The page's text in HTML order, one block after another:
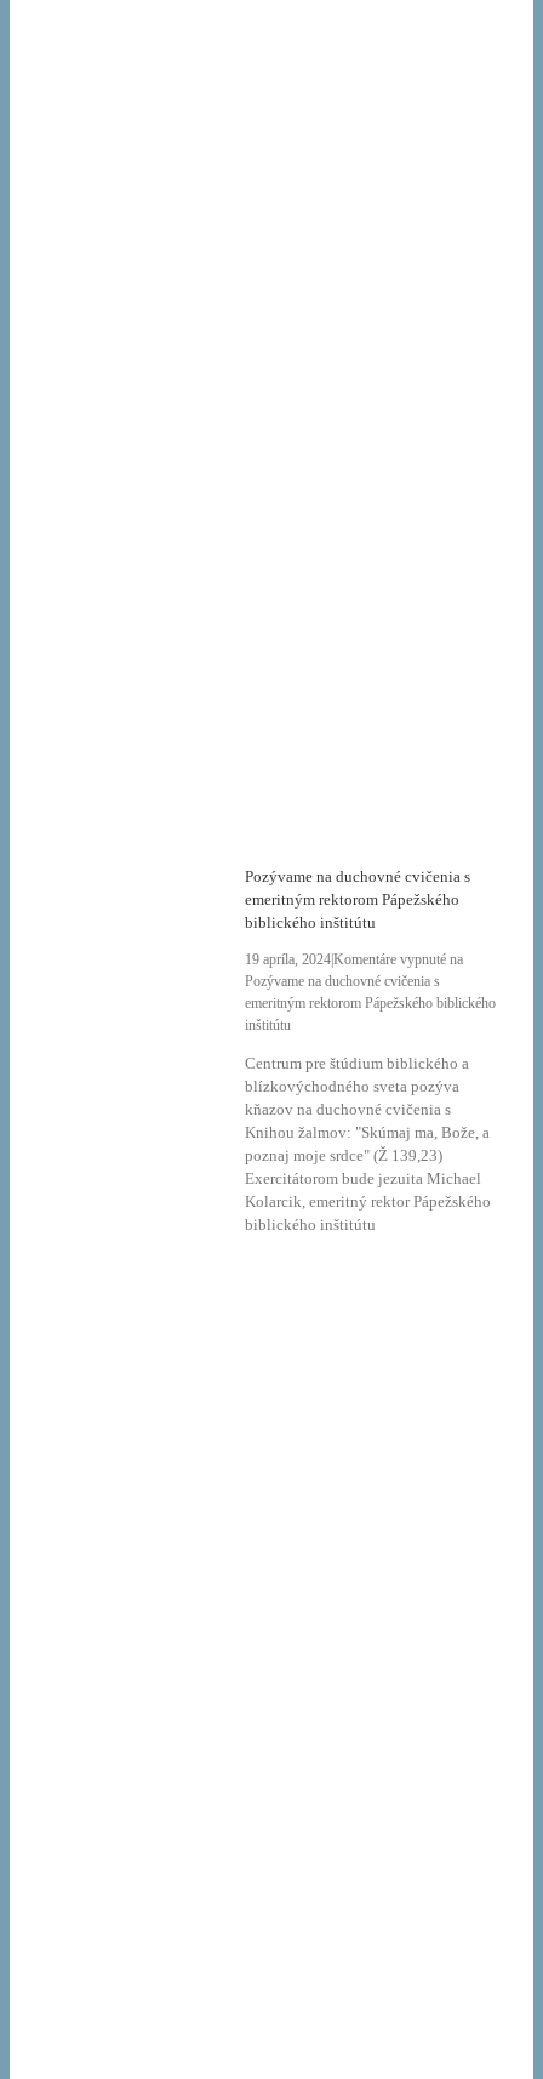
Pozývame na duchovné cvičenia s
emeritným rektorom Pápežského
biblického inštitútu
19 apríla, 2024Komentáre vypnuté na
Pozývame na duchovné cvičenia s
emeritným rektorom Pápežského biblického
inštitútu
Centrum pre štúdium biblického a
blízkovýchodného sveta pozýva
kňazov na duchovné cvičenia s
Knihou žalmov: "Skúmaj ma, Bože, a
poznaj moje srdce" (Ž 139,23)
Exercitátorom bude jezuita Michael
Kolarcik, emeritný rektor Pápežského
biblického inštitútu